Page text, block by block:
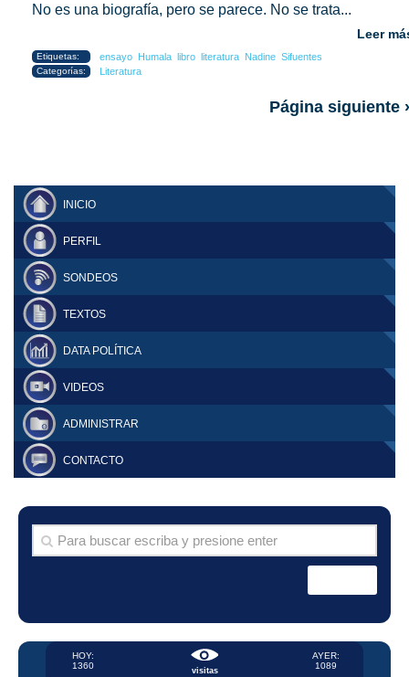
No es una biografía, pero se parece. No se trata...
Leer
Etiquetas: ensayo Humala libro literatura Nadine Sifuentes
Categorías: Literatura
Página siguiente
INICIO
PERFIL
SONDEOS
TEXTOS
DATA POLÍTICA
VIDEOS
ADMINISTRAR
CONTACTO
visitas
HOY:
1360
AYER:
1089